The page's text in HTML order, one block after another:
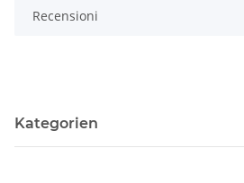
Recensioni
Kategorien